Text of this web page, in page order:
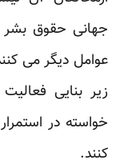
جهانی حقوق بشر
عوامل دیگر می
زیر بنایی
خواسته در
کنند.